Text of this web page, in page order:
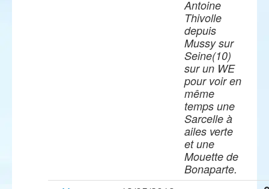
Antoine
Thivolle
depuis
Mussy sur
Seine(10)
sur un WE
pour voir en
même
temps une
Sarcelle à
ailes verte
et une
Mouette de
Bonaparte.